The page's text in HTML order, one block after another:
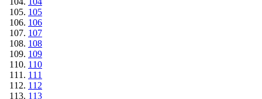
105
106
107
108
109
110
111
112
113